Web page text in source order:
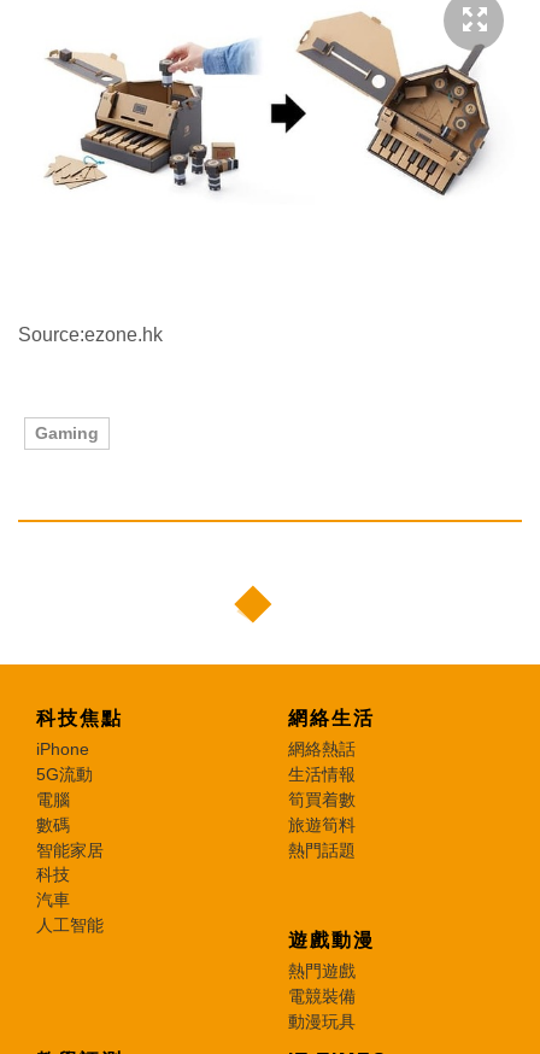
Source:ezone.hk
Gaming
科技焦點
iPhone
5G流動
電腦
數碼
智能家居
科技
汽車
人工智能
網絡生活
網絡熱話
生活情報
筍買着數
旅遊筍料
熱門話題
遊戲動漫
熱門遊戲
電競裝備
動漫玩具